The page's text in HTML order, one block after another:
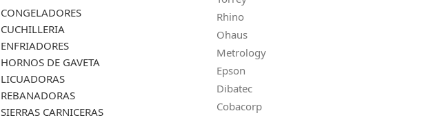
CONGELADORES
CUCHILLERIA
ENFRIADORES
HORNOS DE GAVETA
LICUADORAS
REBANADORAS
SIERRAS CARNICERAS
Rhino
Ohaus
Metrology
Epson
Dibatec
Cobacorp